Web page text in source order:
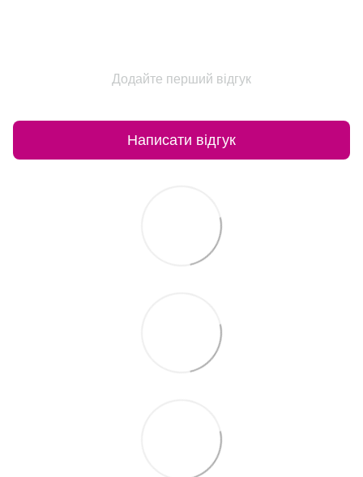
Додайте перший відгук
Написати відгук